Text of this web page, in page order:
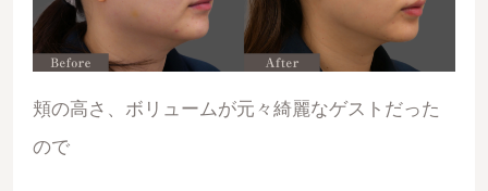
頬の高さ、ボリュームが元々綺麗なゲストだった
ので